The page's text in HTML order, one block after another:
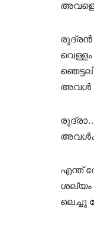
രുദ്രൻ
അവൾ
എന്ത്
ശല്യം
ലെച്ചു